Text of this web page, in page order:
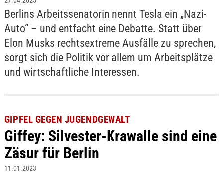
Berlins Arbeitssenatorin nennt Tesla ein „Nazi-
Auto“ – und entfacht eine Debatte. Statt über
Elon Musks rechtsextreme Ausfälle zu sprechen,
sorgt sich die Politik vor allem um Arbeitsplätze
und wirtschaftliche Interessen.
GIPFEL GEGEN JUGENDGEWALT
Giffey: Silvester-Krawalle sind eine
Zäsur für Berlin
11.01.2023